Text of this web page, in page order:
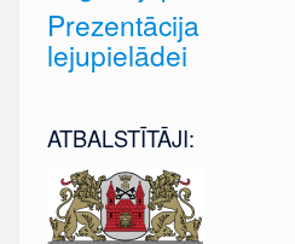
Prezentācija
lejupielādei
ATBALSTĪTĀJI: